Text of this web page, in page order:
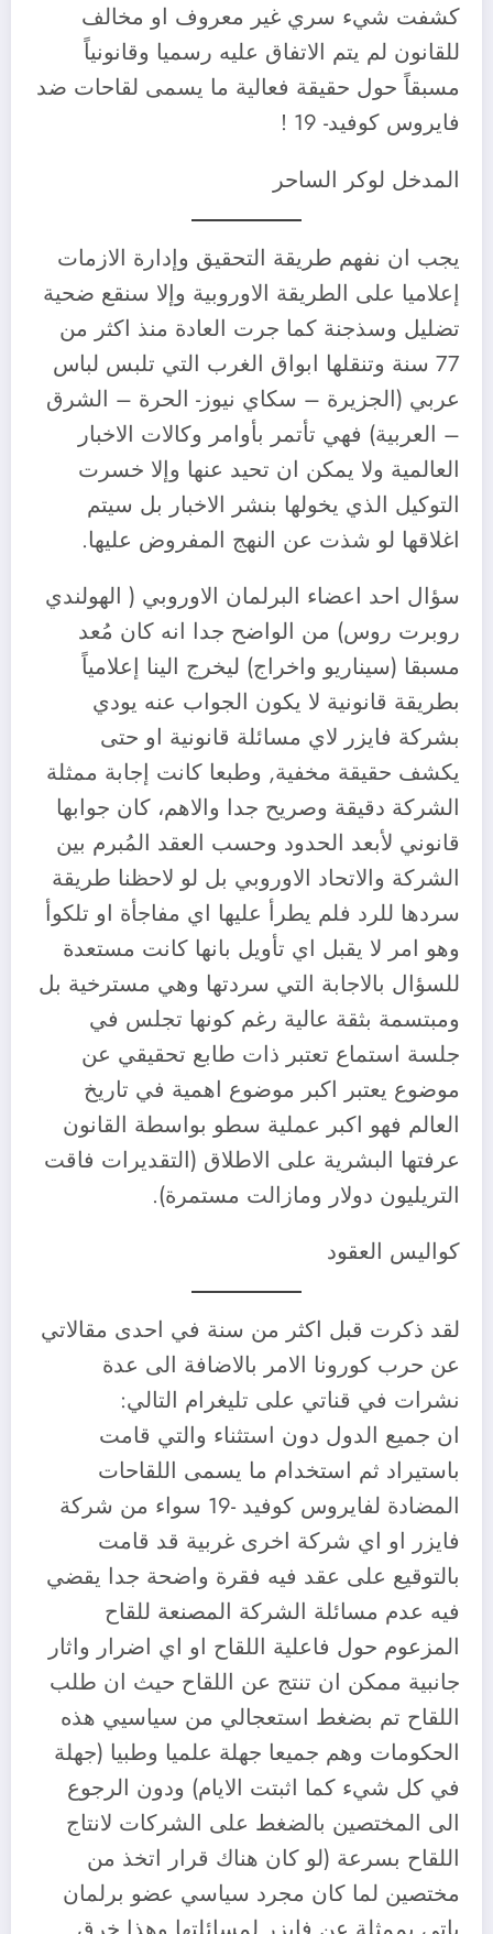
كشفت شيء سري غير معروف او مخالف
للقانون لم يتم الاتفاق عليه رسميا وقانونياً
مسبقاً حول حقيقة فعالية ما يسمى لقاحات ضد
فايروس كوفيد- 19 !
المدخل لوكر الساحر
يجب ان نفهم طريقة التحقيق وإدارة الازمات
إعلاميا على الطريقة الاوروبية وإلا سنقع ضحية
تضليل وسذجنة كما جرت العادة منذ اكثر من
77 سنة وتنقلها ابواق الغرب التي تلبس لباس
عربي (الجزيرة – سكاي نيوز- الحرة – الشرق
– العربية) فهي تأتمر بأوامر وكالات الاخبار
العالمية ولا يمكن ان تحيد عنها وإلا خسرت
التوكيل الذي يخولها بنشر الاخبار بل سيتم
اغلاقها لو شذت عن النهج المفروض عليها.
سؤال احد اعضاء البرلمان الاوروبي ( الهولندي
روبرت روس) من الواضح جدا انه كان مُعد
مسبقا (سيناريو واخراج) ليخرج الينا إعلامياً
بطريقة قانونية لا يكون الجواب عنه يودي
بشركة فايزر لاي مسائلة قانونية او حتى
يكشف حقيقة مخفية, وطبعا كانت إجابة ممثلة
الشركة دقيقة وصريح جدا والاهم، كان جوابها
قانوني لأبعد الحدود وحسب العقد المُبرم بين
الشركة والاتحاد الاوروبي بل لو لاحظنا طريقة
سردها للرد فلم يطرأ عليها اي مفاجأة او تلكوأ
وهو امر لا يقبل اي تأويل بانها كانت مستعدة
للسؤال بالاجابة التي سردتها وهي مسترخية بل
ومبتسمة بثقة عالية رغم كونها تجلس في
جلسة استماع تعتبر ذات طابع تحقيقي عن
موضوع يعتبر اكبر موضوع اهمية في تاريخ
العالم فهو اكبر عملية سطو بواسطة القانون
عرفتها البشرية على الاطلاق (التقديرات فاقت
التريليون دولار ومازالت مستمرة).
كواليس العقود
لقد ذكرت قبل اكثر من سنة في احدى مقالاتي
عن حرب كورونا الامر بالاضافة الى عدة
نشرات في قناتي على تليغرام التالي:
ان جميع الدول دون استثناء والتي قامت
باستيراد ثم استخدام ما يسمى اللقاحات
المضادة لفايروس كوفيد -19 سواء من شركة
فايزر او اي شركة اخرى غربية قد قامت
بالتوقيع على عقد فيه فقرة واضحة جدا يقضي
فيه عدم مسائلة الشركة المصنعة للقاح
المزعوم حول فاعلية اللقاح او اي اضرار واثار
جانبية ممكن ان تنتج عن اللقاح حيث ان طلب
اللقاح تم بضغط استعجالي من سياسيي هذه
الحكومات وهم جميعا جهلة علميا وطبيا (جهلة
في كل شيء كما اثبتت الايام) ودون الرجوع
الى المختصين بالضغط على الشركات لانتاج
اللقاح بسرعة (لو كان هناك قرار اتخذ من
مختصين لما كان مجرد سياسي عضو برلمان